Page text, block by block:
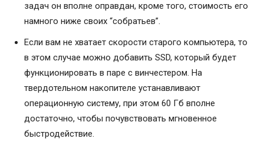
задач он вполне оправдан, кроме того, стоимость его
намного ниже своих “собратьев”.
Если вам не хватает скорости старого компьютера, то
в этом случае можно добавить SSD, который будет
функционировать в паре с винчестером. На
твердотельном накопителе устанавливают
операционную систему, при этом 60 Гб вполне
достаточно, чтобы почувствовать мгновенное
быстродействие.